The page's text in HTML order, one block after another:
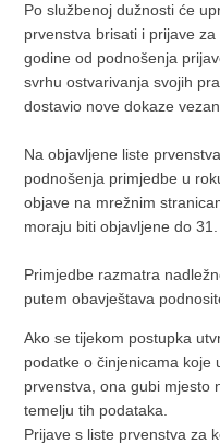
Po službenoj dužnosti će
prvenstva brisati i prijave
godine od podnošenja
svrhu ostvarivanja svojih
dostavio nove dokaze
Na objavljene liste
podnošenja primjedbe u
objave na mrežnim
moraju biti objavljene do
Primjedbe razmatra
putem obavještava
Ako se tijekom postupka
podatke o činjenicama koje
prvenstva, ona gubi mjesto
temelju tih podataka.
Prijave s liste prvenstva za